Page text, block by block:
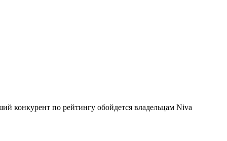
конкурент по рейтингу обойдется владельцам Niva